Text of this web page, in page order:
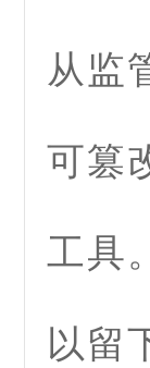
从监
可篡
工具
以留